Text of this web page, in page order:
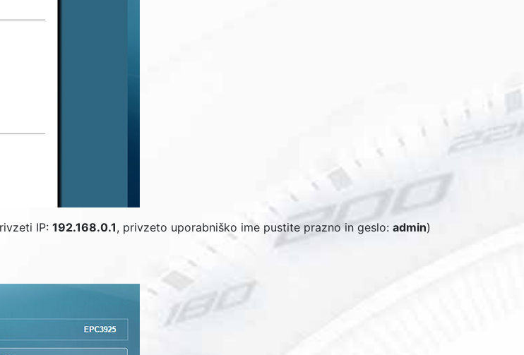
IP: 192.168.0.1, privzeto uporabniško ime pustite prazno in geslo: admin)